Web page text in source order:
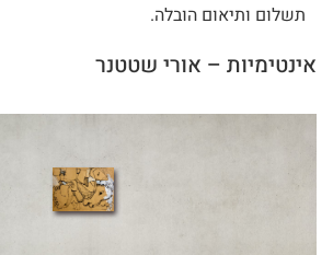
תשלום ותיאום הובלה.
אינטימיות – אורי שטטנר